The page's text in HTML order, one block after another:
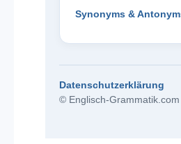
Synonyms &
Datenschutzerklärung
© Englisch-Grammatik.com